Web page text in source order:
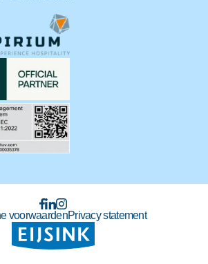
voorwaardenPrivacy statement